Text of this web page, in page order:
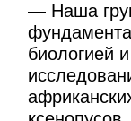
— Наша
биологией